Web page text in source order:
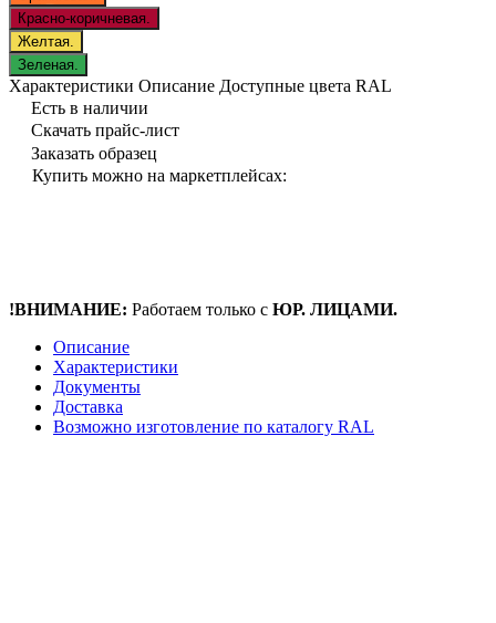
Красно-коричневая.
Желтая.
Зеленая.
Характеристики Описание Доступные цвета RAL
Есть в наличии
Скачать прайс-лист
Заказать образец
Купить можно на маркетплейсах:
!ВНИМАНИЕ: Работаем только с ЮР. ЛИЦАМИ.
Описание
Характеристики
Документы
Доставка
Возможно изготовление по каталогу RAL